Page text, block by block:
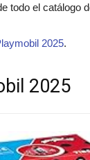
todo el catálogo
2025.
2025